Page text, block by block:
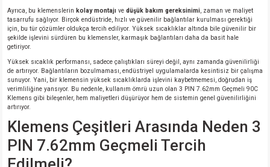
Ayrıca, bu klemenslerin kolay montajı ve düşük bakım gereksinimi , zaman ve maliyet
tasarrufu sağlıyor. Birçok endüstride, hızlı ve güvenilir bağlantılar kurulması gerektiği
için, bu tür çözümler oldukça tercih ediliyor. Yüksek sıcaklıklar altında bile güvenilir bir
şekilde işlevini sürdüren bu klemensler, karmaşık bağlantıları daha da basit hale
getiriyor.
Yüksek sıcaklık performansı, sadece çalıştıkları süreyi değil, aynı zamanda güvenilirliği
de artırıyor. Bağlantıların bozulmaması, endüstriyel uygulamalarda kesintisiz bir çalışma
sunuyor. Yani, bir klemensin yüksek sıcaklıklarda işlevini kaybetmemesi, doğrudan iş
verimliliğine yansıyor. Bu nedenle, kullanım ömrü uzun olan 3 PIN 7.62mm Geçmeli 90C
Klemens gibi bileşenler, hem maliyetleri düşürüyor hem de sistemin genel güvenilirliğini
artırıyor.
Klemens Çeşitleri Arasında Neden 3
PIN 7.62mm Geçmeli Tercih